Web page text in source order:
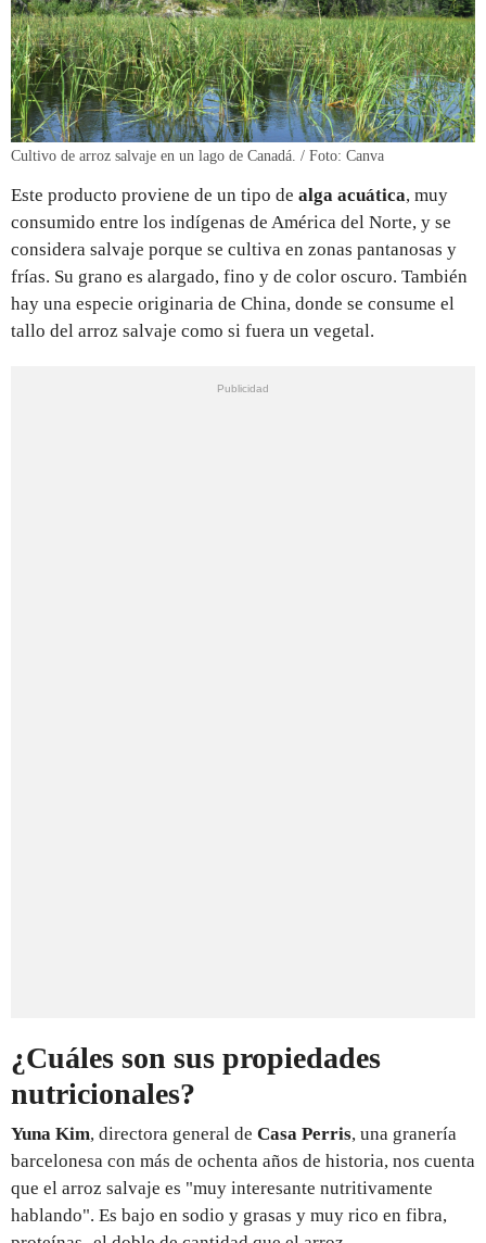
Cultivo de arroz salvaje en un lago de Canadá. / Foto: Canva
Este producto proviene de un tipo de alga acuática, muy
consumido entre los indígenas de América del Norte, y se
considera salvaje porque se cultiva en zonas pantanosas y
frías. Su grano es alargado, fino y de color oscuro. También
hay una especie originaria de China, donde se consume el
tallo del arroz salvaje como si fuera un vegetal.
¿Cuáles son sus propiedades
nutricionales?
Yuna Kim, directora general de Casa Perris, una granería
barcelonesa con más de ochenta años de historia, nos cuenta
que el arroz salvaje es "muy interesante nutritivamente
hablando". Es bajo en sodio y grasas y muy rico en fibra,